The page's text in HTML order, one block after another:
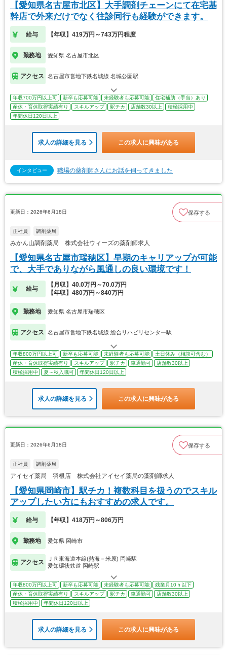
【愛知県名古屋市北区】大手調剤チェーンにて在宅基
幹店で外来だけでなく往診同行も経験ができます。
給与 【年収】419万円～743万円程度
勤務地 愛知県 名古屋市北区
アクセス 名古屋市営地下鉄名城線 名城公園駅
年収700万円以上可 新卒も応募可能 未経験者も応募可能
住宅補助（手当）あり
産休・育休取得実績有り
スキルアップ 駅チカ 店舗数30以上
積極採用中
年間休日120日以上
求人の詳細を見る この求人に興味がある
インタビュー 職場の薬剤師さんにお話を伺ってきました
更新日：2026年6月18日 保存する
正社員 調剤薬局
みかん山調剤薬局 株式会社ウィーズの薬剤師求人
【愛知県名古屋市瑞穂区】早期のキャリアップが可能
で、大手でありながら風通しの良い環境です！
給与
【月収】40.0万円～70.0万円
【年収】480万円～840万円
勤務地 愛知県 名古屋市瑞穂区
アクセス 名古屋市営地下鉄名城線 総合リハビリセンター駅
年収800万円以上可 新卒も応募可能 未経験者も応募可能
土日休み（相談可含む）
産休・育休取得実績有り
スキルアップ 駅チカ 車通勤可
店舗数30以上
積極採用中
夏～秋入職可 年間休日120日以上
求人の詳細を見る この求人に興味がある
更新日：2026年6月18日 保存する
正社員 調剤薬局
アイセイ薬局 羽根店 株式会社アイセイ薬局の薬剤師求人
【愛知県岡崎市】駅チカ！複数科目を扱うのでスキル
アップしたい方にもおすすめの求人です。
給与 【年収】418万円～806万円
勤務地 愛知県 岡崎市
アクセス
ＪＲ東海道本線(熱海－米原) 岡崎駅
愛知環状鉄道 岡崎駅
年収800万円以上可 新卒も応募可能 未経験者も応募可能
残業月10ｈ以下
産休・育休取得実績有り
スキルアップ 駅チカ 車通勤可
店舗数30以上
積極採用中
年間休日120日以上
求人の詳細を見る この求人に興味がある